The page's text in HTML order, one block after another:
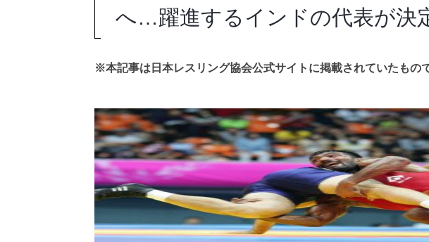
へ…躍進するインドの代表が決
※本記事は日本レスリング協会公式サイトに掲載されていたもの